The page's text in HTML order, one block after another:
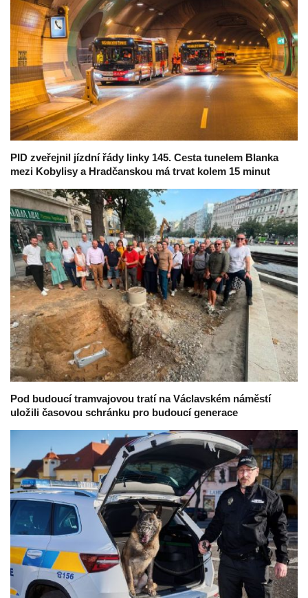
PID zveřejnil jízdní řády linky 145. Cesta tunelem Blanka
mezi Kobylisy a Hradčanskou má trvat kolem 15 minut
Pod budoucí tramvajovou tratí na Václavském náměstí
uložili časovou schránku pro budoucí generace